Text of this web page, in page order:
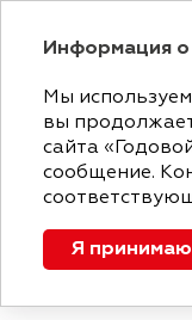
«МАГНИТ»
СЕГОДНЯ
Информация о
Мы
вы
сайта
сообщение.
Я принимаю